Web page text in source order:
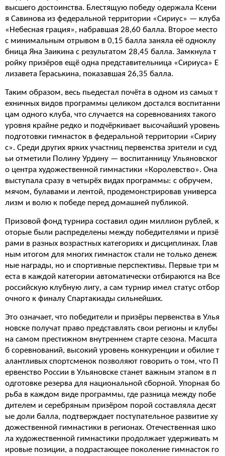
высшего достоинства. Блестящую победу одержала Ксени
я Савинова из федеральной территории «Сириус» — клуба
«Небесная грация», набравшая 28,60 балла. Второе место
с минимальным отрывом в 0,15 балла заняла её одноклу
бница Яна Заикина с результатом 28,45 балла. Замкнула т
ройку призёров ещё одна представительница «Сириуса» Е
лизавета Гераськина, показавшая 26,35 балла.
Таким образом, весь пьедестал почёта в одном из самых т
ехничных видов программы целиком достался воспитанни
цам одного клуба, что случается на соревнованиях такого
уровня крайне редко и подчёркивает высочайший уровень
подготовки гимнасток в федеральной территории «Сириу
с». Среди других ярких участниц первенства зрители и суд
ьи отметили Полину Урдину — воспитанницу Ульяновског
о центра художественной гимнастики «Королевство». Она
выступала сразу в четырёх видах программы: с обручем,
мячом, булавами и лентой, продемонстрировав универса
лизм и волю к победе перед домашней публикой.
Призовой фонд турнира составил один миллион рублей, к
оторые были распределены между победителями и призё
рами в разных возрастных категориях и дисциплинах. Глав
ным итогом для многих гимнасток стали не только денеж
ные награды, но и спортивные перспективы. Первые три м
еста в каждой категории автоматически отбираются на Все
российскую клубную лигу, а сам турнир имел статус отбор
очного к финалу Спартакиады сильнейших.
Это означает, что победители и призёры первенства в Улья
новске получат право представлять свои регионы и клубы
на самом престижном внутреннем старте сезона. Масшта
б соревнований, высокий уровень конкуренции и обилие т
алантливых спортсменок позволяют говорить о том, что П
ервенство России в Ульяновске станет важным этапом в п
одготовке резерва для национальной сборной. Упорная бо
рьба в каждом виде программы, где разница между побе
дителем и серебряным призёром порой составляла десят
ые доли балла, подтверждает поступательное развитие ху
дожественной гимнастики в регионах. Отечественная шко
ла художественной гимнастики продолжает удерживать м
ировые позиции, а подрастающее поколение гимнасток го